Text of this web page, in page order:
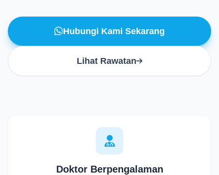
Hubungi Kami Sekarang
Lihat Rawatan
Doktor Berpengalaman